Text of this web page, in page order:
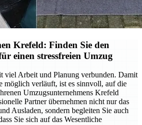
Krefeld: Finden Sie den
einen stressfreien Umzug
viel Arbeit und Planung verbunden. Damit
möglich verläuft, ist es sinnvoll, auf die
Umzugsunternehmens Krefeld
Partner übernehmen nicht nur das
Ausladen, sondern begleiten Sie auch
Sie sich auf das Wesentliche